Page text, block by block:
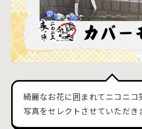
綺麗なお花に囲まれてニコニコ
写真をセレクトさせていただき